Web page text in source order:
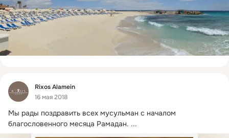
Фид
Rixos Alamein
16 мая 2018
Мы рады поздравить всех мусульман с началом
благословенного месяца Рамадан. ...